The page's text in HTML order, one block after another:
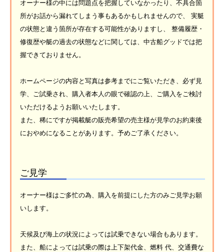
オーナー様の中には問題点を把握していなかったり、不具合箇
所がお話から漏れてしまう事もあるかもしれませんので、 実艇
の状態と違う箇所が存在する可能性がありますし、 整備履歴・
修復歴や艇の過去の状態などに関しては、中古船グッドでは把
握できておりません。
ホームページの内容と写真は参考までにご覧いただき、必ず見
学、ご試乗され、購入者本人の眼で確認の上、ご購入をご検討
いただけるようお願いいたします。
また、稀にですが掲載艇の販売希望の売主様が見学のお約束後
におやめになることがあります。予めご了承ください。
ご見学
オーナー様はご多忙の為、購入を前提にした方のみご見学お願
いします。
天候及び海上の状況によっては試乗できない場合もあります。
また、船によっては試乗の際は上下架代金、燃料 代、交通費な